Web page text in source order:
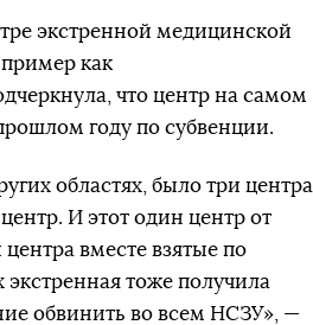
экстренной медицинской
как
что центр на самом
году по субвенции.
областях, было три центра
И этот один центр от
вместе взятые по
тоже получила
обвинить во всем НСЗУ», —